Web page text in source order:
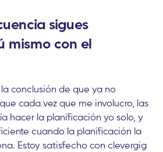
sigues
con el
conclusión de que ya no
cada vez que me involucro, las
hacer la planificación yo solo, y
cuando la planificación la
Estoy satisfecho con clevergig